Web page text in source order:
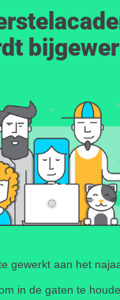
gewerkt aan het
in de gaten te